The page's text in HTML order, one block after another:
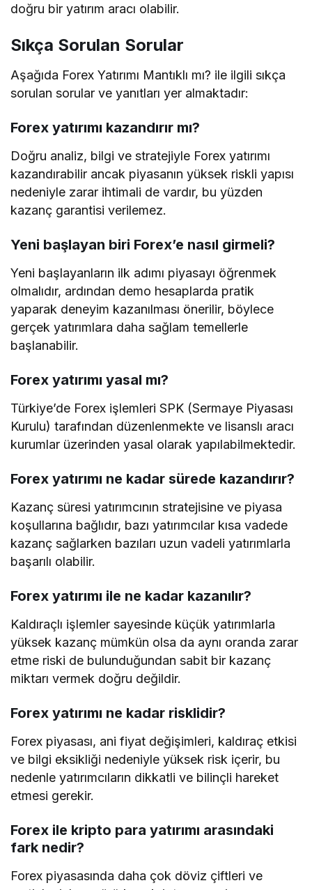
doğru bir yatırım aracı olabilir.
Sıkça Sorulan Sorular
Aşağıda Forex Yatırımı Mantıklı mı? ile ilgili sıkça
sorulan sorular ve yanıtları yer almaktadır:
Forex yatırımı kazandırır mı?
Doğru analiz, bilgi ve stratejiyle Forex yatırımı
kazandırabilir ancak piyasanın yüksek riskli yapısı
nedeniyle zarar ihtimali de vardır, bu yüzden
kazanç garantisi verilemez.
Yeni başlayan biri Forex’e nasıl girmeli?
Yeni başlayanların ilk adımı piyasayı öğrenmek
olmalıdır, ardından demo hesaplarda pratik
yaparak deneyim kazanılması önerilir, böylece
gerçek yatırımlara daha sağlam temellerle
başlanabilir.
Forex yatırımı yasal mı?
Türkiye’de Forex işlemleri SPK (Sermaye Piyasası
Kurulu) tarafından düzenlenmekte ve lisanslı aracı
kurumlar üzerinden yasal olarak yapılabilmektedir.
Forex yatırımı ne kadar sürede kazandırır?
Kazanç süresi yatırımcının stratejisine ve piyasa
koşullarına bağlıdır, bazı yatırımcılar kısa vadede
kazanç sağlarken bazıları uzun vadeli yatırımlarla
başarılı olabilir.
Forex yatırımı ile ne kadar kazanılır?
Kaldıraçlı işlemler sayesinde küçük yatırımlarla
yüksek kazanç mümkün olsa da aynı oranda zarar
etme riski de bulunduğundan sabit bir kazanç
miktarı vermek doğru değildir.
Forex yatırımı ne kadar risklidir?
Forex piyasası, ani fiyat değişimleri, kaldıraç etkisi
ve bilgi eksikliği nedeniyle yüksek risk içerir, bu
nedenle yatırımcıların dikkatli ve bilinçli hareket
etmesi gerekir.
Forex ile kripto para yatırımı arasındaki
fark nedir?
Forex piyasasında daha çok döviz çiftleri ve